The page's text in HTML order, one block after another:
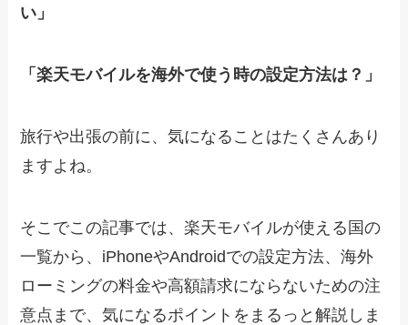
い」
「楽天モバイルを海外で使う時の設定方法は？」
旅行や出張の前に、気になることはたくさんあり
ますよね。
そこでこの記事では、楽天モバイルが使える国の
一覧から、iPhoneやAndroidでの設定方法、海外
ローミングの料金や高額請求にならないための注
意点まで、気になるポイントをまるっと解説しま